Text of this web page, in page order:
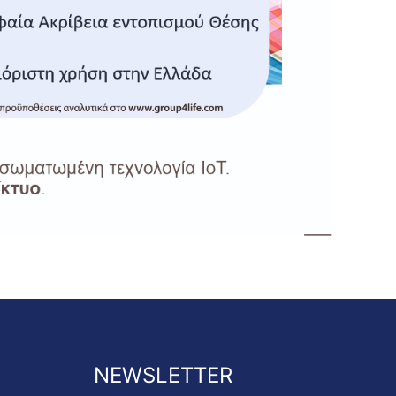
NEWSLETTER